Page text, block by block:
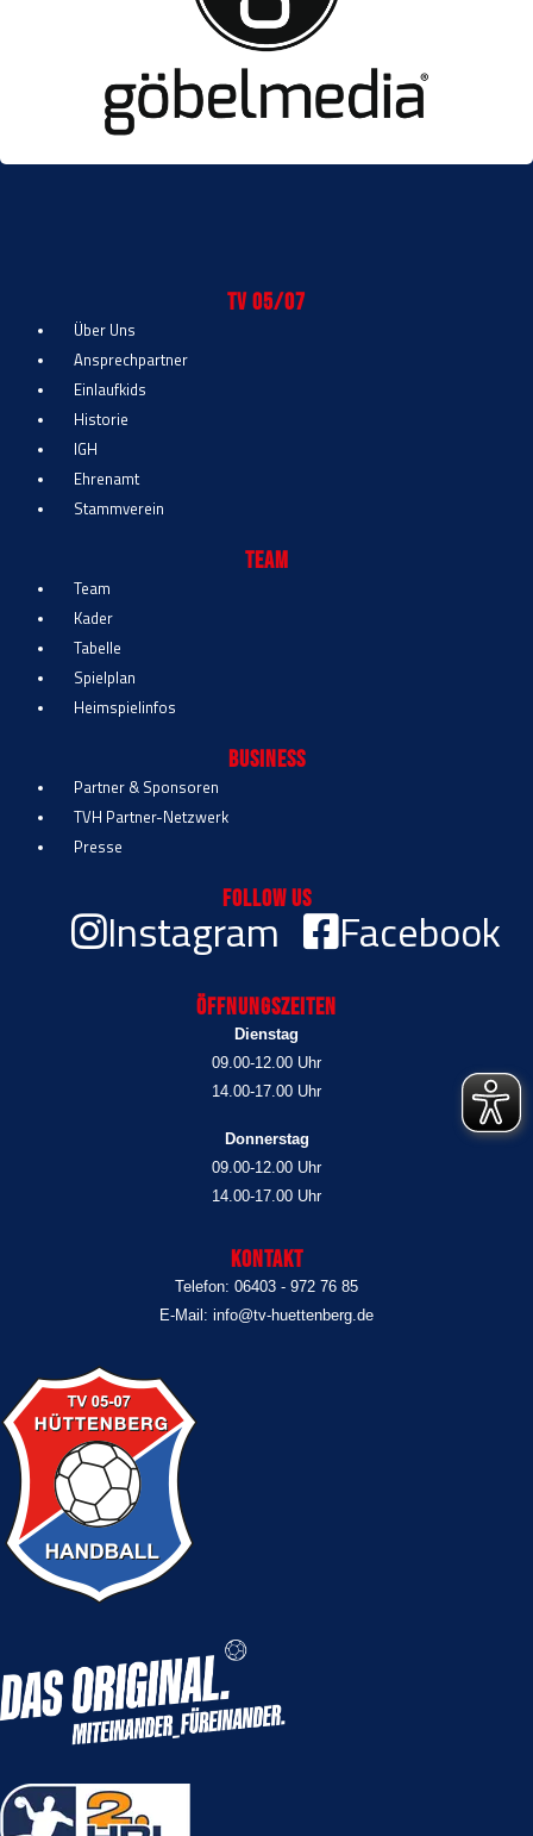
TV 05/07
Über Uns
Ansprechpartner
Einlaufkids
Historie
IGH
Ehrenamt
Stammverein
Team
Team
Kader
Tabelle
Spielplan
Heimspielinfos
Business
Partner & Sponsoren
TVH Partner-Netzwerk
Presse
Follow Us
Instagram Facebook
Öffnungszeiten
Dienstag
09.00-12.00 Uhr
14.00-17.00 Uhr
Donnerstag
09.00-12.00 Uhr
14.00-17.00 Uhr
Kontakt
Telefon: 06403 - 972 76 85
E-Mail: info@tv-huettenberg.de